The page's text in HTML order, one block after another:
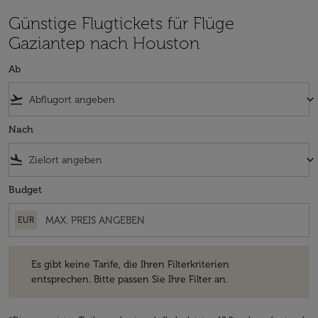
Günstige Flugtickets für Flüge
Gaziantep nach Houston
Ab
flight_takeoff keyboard_arrow_down
Nach
flight_land keyboard_arrow_down
Budget
EUR
Es gibt keine Tarife, die Ihren Filterkriterien
entsprechen. Bitte passen Sie Ihre Filter an.